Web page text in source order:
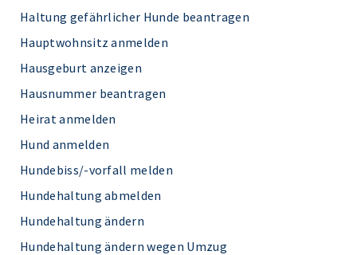
Haltung gefährlicher Hunde beantragen
Hauptwohnsitz anmelden
Hausgeburt anzeigen
Hausnummer beantragen
Heirat anmelden
Hund anmelden
Hundebiss/-vorfall melden
Hundehaltung abmelden
Hundehaltung ändern
Hundehaltung ändern wegen Umzug